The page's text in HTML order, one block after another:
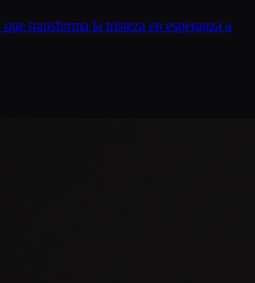
transforma la tristeza en esperanza a